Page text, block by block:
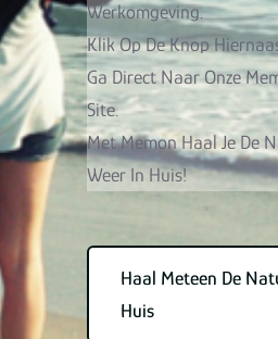
Werkomgeving.
Klik Op De Knop
Ga Direct Naar Onze
Site.
Met Memon Haal Je De
Weer In Huis!
Haal Meteen De
Huis